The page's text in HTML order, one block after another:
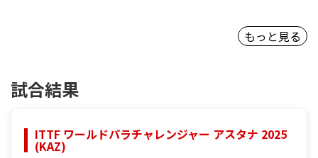
もっと見る
試合結果
ITTF ワールドパラチャレンジャー アスタナ 2025
(KAZ)